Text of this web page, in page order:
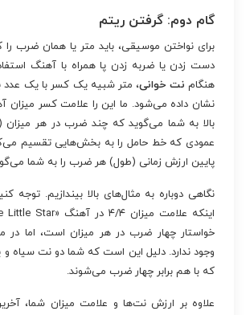
گام دوم: گرفتن ریتم
برای نواختن موسیقی، باید متر یا همان ضرب
دست زدن یا ضربه زدن پا همراه با آهنگ
هنگام نت خوانی، متر شبیه یک کسر با یک عدد
نشان داده می‌شود. ما این را علامت کسر میزان
بالا به شما می‌گوید که چند ضرب در هر
عمودی که خط حامل را به بخش‌هایی تقسیم
پایین ارزش زمانی (طول) هر ضرب را به شما
نگاهی دوباره به مثال‌های بالا بیندازیم. توجه
خواستار چهار ضرب در هر میزان است، اما در
وجود ندارد. دلیل این است که شما دو نت سیاه
که با هم برابر چهار ضرب می‌شوند.
علاوه بر ارزش نت‌ها و علامت میزان شما،